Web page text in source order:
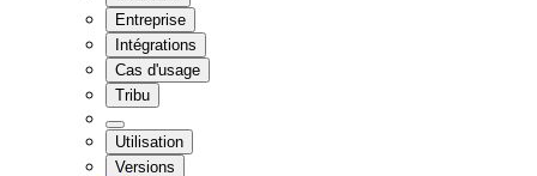
Entreprise
Intégrations
Cas d'usage
Tribu
Utilisation
Versions